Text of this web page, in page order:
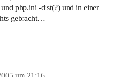
php.ini -dist(?) und in einer
gebracht…
um 21:16